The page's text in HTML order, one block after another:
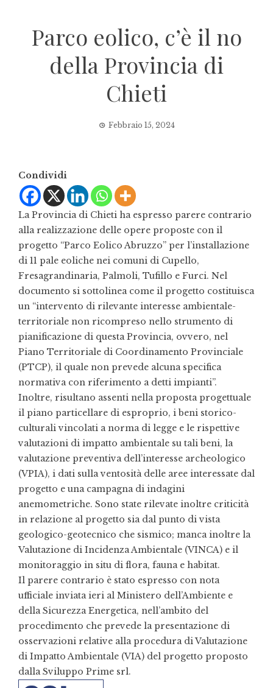
Parco eolico, c’è il no
della Provincia di
Chieti
Febbraio 15, 2024
Condividi
La Provincia di Chieti ha espresso parere contrario
alla realizzazione delle opere proposte con il
progetto “Parco Eolico Abruzzo” per l’installazione
di 11 pale eoliche nei comuni di Cupello,
Fresagrandinaria, Palmoli, Tufillo e Furci. Nel
documento si sottolinea come il progetto costituisca
un “intervento di rilevante interesse ambientale-
territoriale non ricompreso nello strumento di
pianificazione di questa Provincia, ovvero, nel
Piano Territoriale di Coordinamento Provinciale
(PTCP), il quale non prevede alcuna specifica
normativa con riferimento a detti impianti”.
Inoltre, risultano assenti nella proposta progettuale
il piano particellare di esproprio, i beni storico-
culturali vincolati a norma di legge e le rispettive
valutazioni di impatto ambientale su tali beni, la
valutazione preventiva dell’interesse archeologico
(VPIA), i dati sulla ventosità delle aree interessate dal
progetto e una campagna di indagini
anemometriche. Sono state rilevate inoltre criticità
in relazione al progetto sia dal punto di vista
geologico-geotecnico che sismico; manca inoltre la
Valutazione di Incidenza Ambientale (VINCA) e il
monitoraggio in situ di flora, fauna e habitat.
Il parere contrario è stato espresso con nota
ufficiale inviata ieri al Ministero dell’Ambiente e
della Sicurezza Energetica, nell’ambito del
procedimento che prevede la presentazione di
osservazioni relative alla procedura di Valutazione
di Impatto Ambientale (VIA) del progetto proposto
dalla Sviluppo Prime srl.